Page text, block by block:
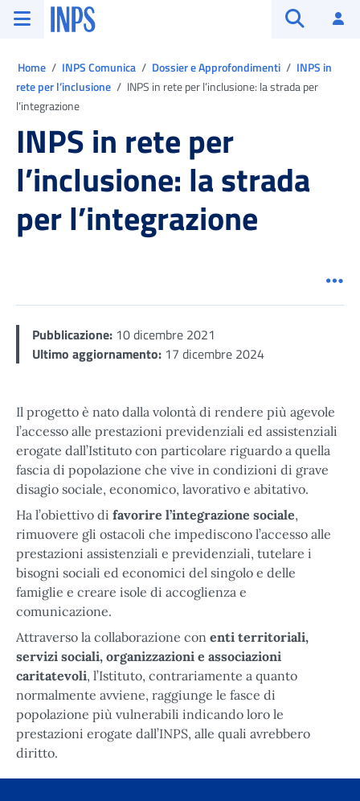
Vai al menu principale
Vai al contenuto principale
Vai al pie' di pagina
INPS ()
Home INPS Comunica Dossier e Approfondimenti
INPS in
rete per l’inclusione
INPS in rete per l’inclusione: la strada per
l’integrazione
INPS in rete per
l’inclusione: la strada
per l’integrazione
Pubblicazione: 10 dicembre 2021
Ultimo aggiornamento: 17 dicembre 2024
Il progetto è nato dalla volontà di rendere più agevole
l’accesso alle prestazioni previdenziali ed assistenziali
erogate dall’Istituto con particolare riguardo a quella
fascia di popolazione che vive in condizioni di grave
disagio sociale, economico, lavorativo e abitativo.
Ha l’obiettivo di favorire l’integrazione sociale,
rimuovere gli ostacoli che impediscono l’accesso alle
prestazioni assistenziali e previdenziali, tutelare i
bisogni sociali ed economici del singolo e delle
famiglie e creare isole di accoglienza e
comunicazione.
Attraverso la collaborazione con enti territoriali,
servizi sociali, organizzazioni e associazioni
caritatevoli, l’Istituto, contrariamente a quanto
normalmente avviene, raggiunge le fasce di
popolazione più vulnerabili indicando loro le
prestazioni erogate dall’INPS, alle quali avrebbero
diritto.